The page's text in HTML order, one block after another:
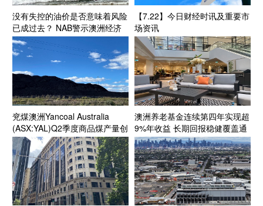
没有失控的油价是否意味着风险
已成过去？ NAB警示澳洲经济
面临“滚动式”能源成本压力
【7.22】今日财经时讯及重要市
场资讯
兖煤澳洲Yancoal Australia
(ASX:YAL)Q2季度商品煤产量创
新高 年产量预计达指导区间上
段 Kestrel煤矿收购获FIRB批准
收官在望
澳洲养老基金连续第四年实现超
9%年收益 长期回报稳健覆盖通
胀目标